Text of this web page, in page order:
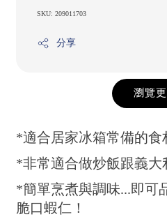
SKU: 209011703
分享
瀏覽
*適合居家冰箱常備的食
*非常適合做炒飯跟義大
*簡單烹煮與調味...即可
脆口蝦仁！